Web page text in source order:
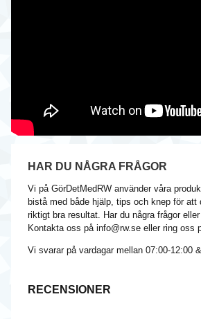
HAR DU NÅGRA FRÅGOR
Vi på GörDetMedRW använder våra
bistå med både hjälp, tips och knep för att
riktigt bra resultat. Har du några frågor
Kontakta oss på info@rw.se eller ring oss
Vi svarar på vardagar mellan 07:00-12:00
RECENSIONER